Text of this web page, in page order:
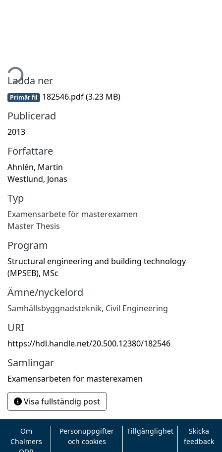
Ladda ner
Primär fil 182546.pdf(3.23 MB)
Publicerad
2013
Författare
Ahnlén, Martin
Westlund, Jonas
Typ
Examensarbete för masterexamen
Master Thesis
Program
Structural engineering and building technology
(MPSEB), MSc
Ämne/nyckelord
Samhällsbyggnadsteknik, Civil Engineering
URI
https://hdl.handle.net/20.500.12380/182546
Samlingar
Examensarbeten för masterexamen
Visa fullständig post
Om
Chalmers
Personuppgifter
och cookies
Tillgänglighet
Skicka
feedback